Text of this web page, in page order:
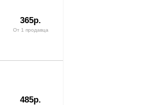
365р.
От 1 продавца
485р.